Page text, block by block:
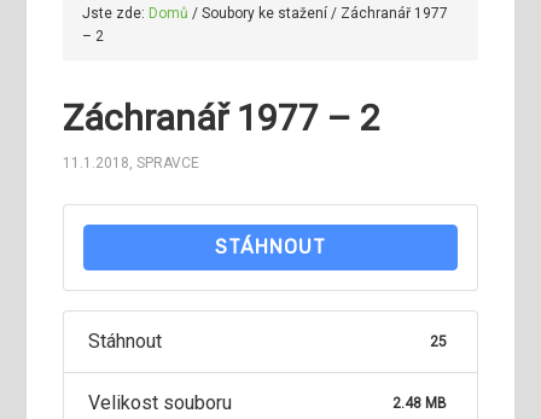
Jste zde: Domů / Soubory ke stažení/ Záchranář 1977
– 2
Záchranář 1977 – 2
11.1.2018,SPRAVCE
STÁHNOUT
Stáhnout 25
Velikost souboru 2.48 MB